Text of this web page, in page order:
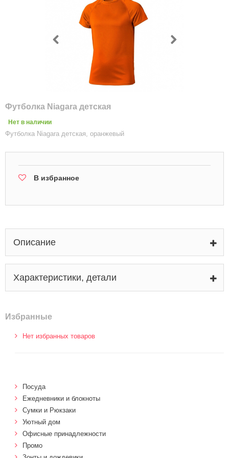
Футболка Niagara детская
Нет в наличии
Футболка Niagara детская, оранжевый
В избранное
Описание
Характеристики, детали
Избранные
Нет избранных товаров
Посуда
Ежедневники и блокноты
Сумки и Рюкзаки
Уютный дом
Офисные принадлежности
Промо